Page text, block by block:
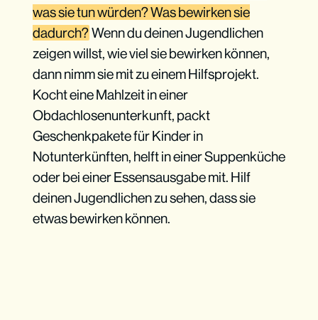
was sie tun würden? Was bewirken sie
dadurch?Wenn du deinen Jugendlichen
zeigen willst, wie viel sie bewirken können,
dann nimm sie mit zu einem Hilfsprojekt.
Kocht eine Mahlzeit in einer
Obdachlosenunterkunft, packt
Geschenkpakete für Kinder in
Notunterkünften, helft in einer Suppenküche
oder bei einer Essensausgabe mit. Hilf
deinen Jugendlichen zu sehen, dass sie
etwas bewirken können.